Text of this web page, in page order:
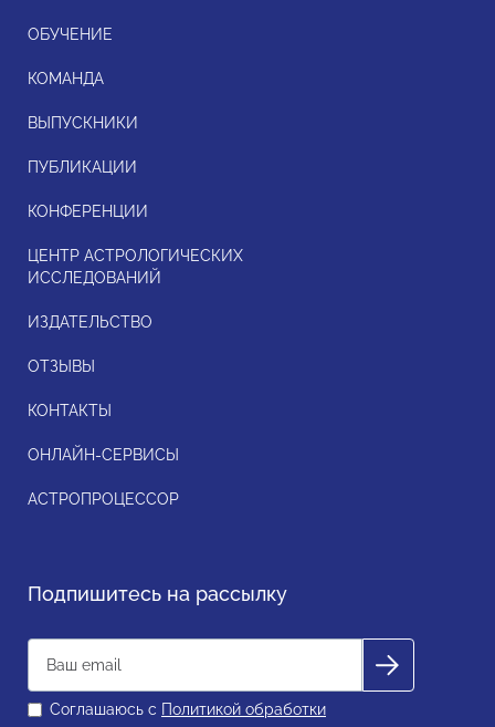
ОБУЧЕНИЕ
КОМАНДА
ВЫПУСКНИКИ
ПУБЛИКАЦИИ
КОНФЕРЕНЦИИ
ЦЕНТР АСТРОЛОГИЧЕСКИХ
ИССЛЕДОВАНИЙ
ИЗДАТЕЛЬСТВО
ОТЗЫВЫ
КОНТАКТЫ
ОНЛАЙН-СЕРВИСЫ
АСТРОПРОЦЕССОР
Подпишитесь на рассылку
Соглашаюсь с Политикой обработки